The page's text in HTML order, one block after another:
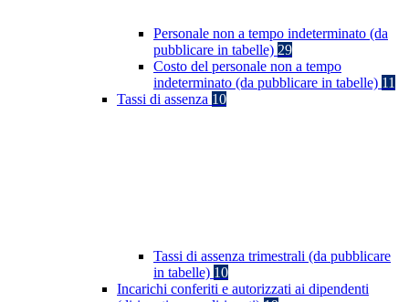
Personale non a tempo indeterminato (da
pubblicare in tabelle) 29
Costo del personale non a tempo
indeterminato (da pubblicare in tabelle) 11
Tassi di assenza 10
Tassi di assenza trimestrali (da pubblicare
in tabelle) 10
Incarichi conferiti e autorizzati ai dipendenti